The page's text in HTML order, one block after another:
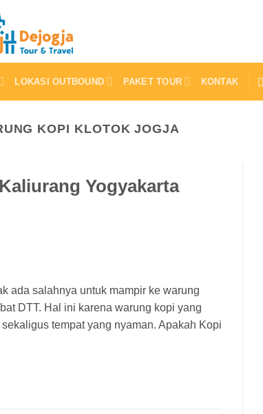
LOKASI OUTBOUND PAKET TOUR KONTAK
KOPI KLOTOK JOGJA
Yogyakarta
ada salahnya untuk mampir ke warung
DTT. Hal ini karena warung kopi yang
tempat yang nyaman. Apakah Kopi